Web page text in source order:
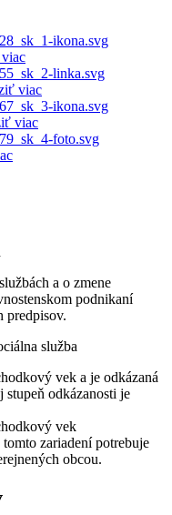
viac
viac
a o zmene
podnikaní
predpisov.
služba
vek a je odkázaná
odkázanosti je
vek
zariadení potrebuje
obcou.